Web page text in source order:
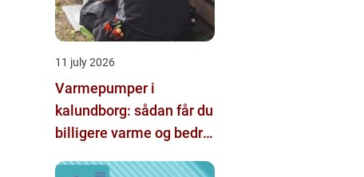
11 july 2026
Varmepumper i
kalundborg: sådan får du
billigere varme og bedre